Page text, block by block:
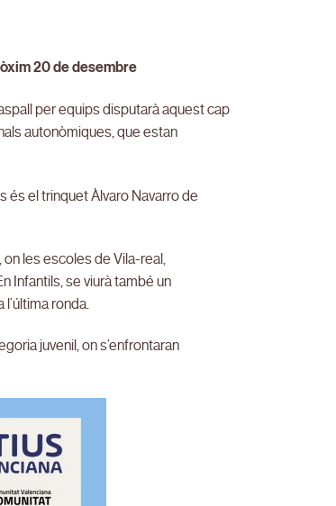
20 de desembre
per equips disputarà aquest cap
autonòmiques, que estan
és el trinquet Àlvaro Navarro de
on les escoles de Vila-real,
Infantils, se viurà també un
ronda.
juvenil, on s’enfrontaran